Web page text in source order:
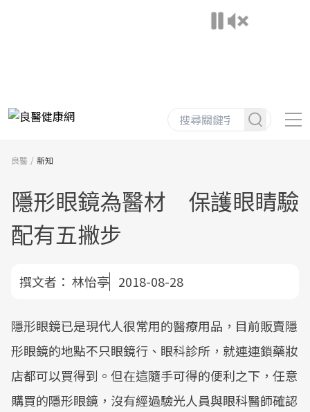
良醫 新知
隱形眼鏡為醫材 保護眼睛驗
配有五撇步
撰文者： 林怡亭 2018-08-28
隱形眼鏡已是現代人很常用的醫療用品，目前販賣隱
形眼鏡的地點不只眼鏡行、眼科診所，就連連鎖藥妝
店都可以買得到。但在這隨手可得的便利之下，任意
購買的隱形眼鏡，沒有經過驗光人員與眼科醫師確認